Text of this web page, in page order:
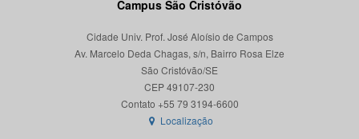
Campus São Cristóvão
Cidade Univ. Prof. José Aloísio de Campos
Av. Marcelo Deda Chagas, s/n, Bairro Rosa Elze
São Cristóvão/SE
CEP 49107-230
Localização